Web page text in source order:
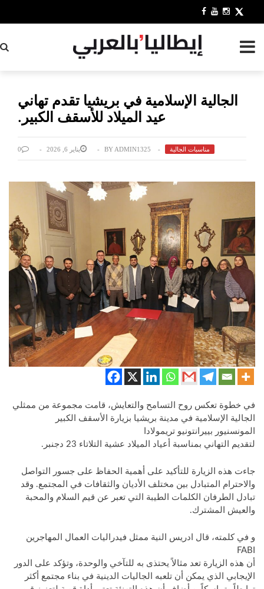
الجالية الإسلامية في بريشيا تقدم تهاني
عيد الميلاد للأسقف الكبير.
مناسبات الجالية BY ADMIN1325 يناير 6, 2026 0
​في خطوة تعكس روح التسامح والتعايش، قامت مجموعة من ممثلي
الجالية الإسلامية في مدينة بريشيا بزيارة الأسقف الكبير
المونسنيور بييرانتونيو تريمولادا
لتقديم التهاني بمناسبة أعياد الميلاد عشية التلاتاء 23 دجنبر.
جاءت هذه الزيارة للتأكيد على أهمية الحفاظ على جسور التواصل
والاحترام المتبادل بين مختلف الأديان والثقافات في المجتمع. وقد
تبادل الطرفان الكلمات الطيبة التي تعبر عن قيم السلام والمحبة
والعيش المشترك.
و في كلمته، قال ادريس النية ممثل فيدراليات العمال المهاجرين
FABI
أن هذه الزيارة تعد مثالاً يحتذى به للتآخي والوحدة، وتؤكد على الدور
الإيجابي الذي يمكن أن تلعبه الجاليات الدينية في بناء مجتمع أكثر